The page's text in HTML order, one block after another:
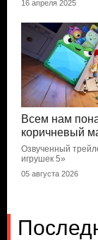
16 апреля 2025
Всем нам
коричневый
Озвученный
игрушек 5»
05 августа 2026